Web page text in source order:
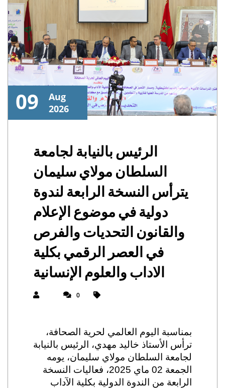
09
Aug
2026
الرئيس بالنيابة لجامعة
السلطان مولاي سليمان
يترأس النسخة الرابعة لندوة
دولية في موضوع الإعلام
والقانون التحديات والفرص
في العصر الرقمي بكلية
الاداب والعلوم الإنسانية
0
بمناسبة اليوم العالمي لحرية الصحافة،
ترأس الأستاذ خاليد مهدي، الرئيس بالنيابة
لجامعة السلطان مولاي سليمان، يومه
الجمعة 02
ماي
فعاليات النسخة
الرابعة من الندوة الدولية بكلية الآداب